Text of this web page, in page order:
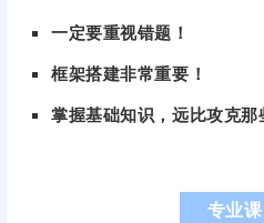
一定要重视错题！
框架搭建非常重要！
掌握基础知识，远比攻克那
专业课